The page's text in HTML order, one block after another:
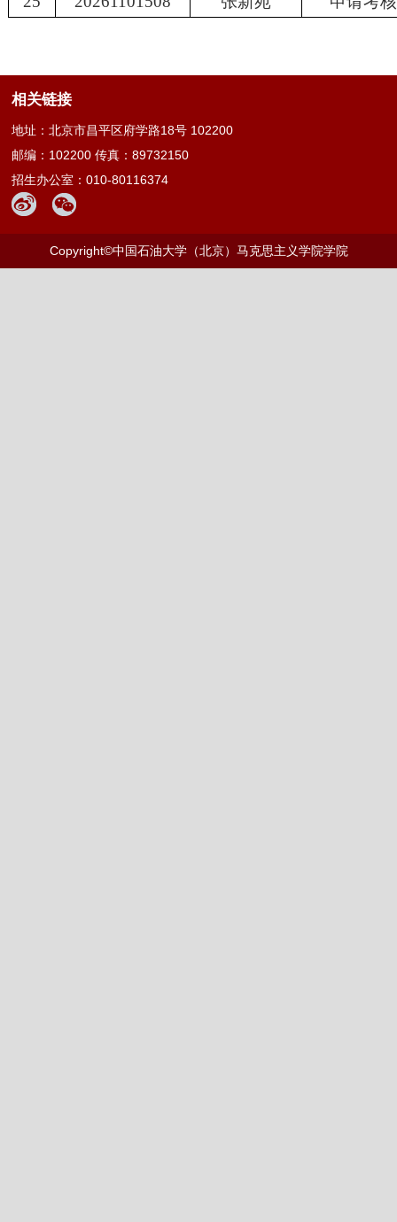
相关链接
地址：北京市昌平区府学路18号 102200
邮编：102200 传真：89732150
招生办公室：010-80116374
Copyright©中国石油大学（北京）马克思主义学院学院